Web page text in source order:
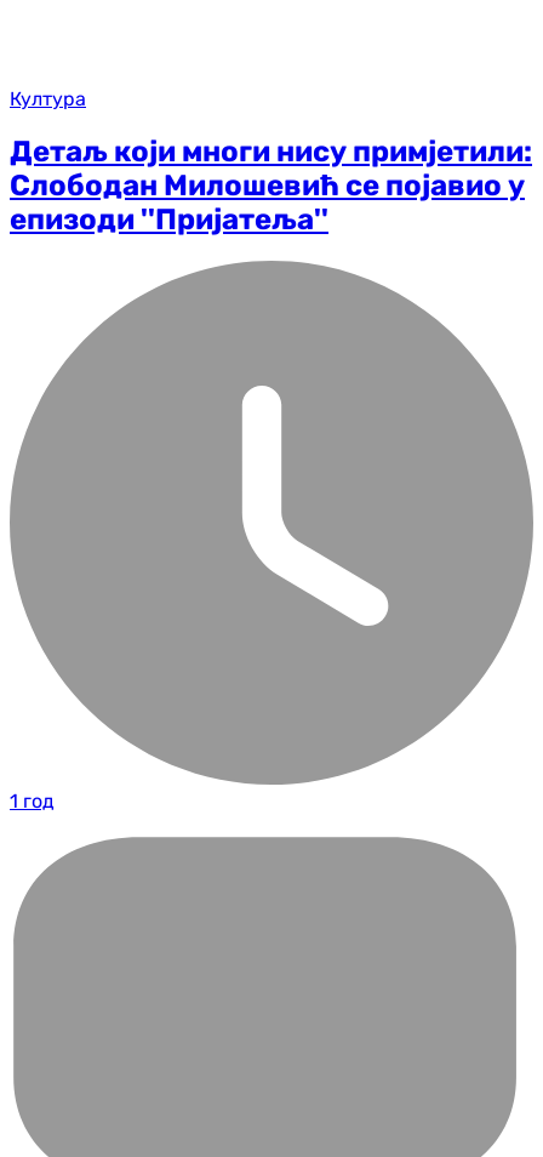
Култура
Детаљ који многи нису примјетили:
Слободан Милошевић се појавио у
епизоди ''Пријатеља''
1 год